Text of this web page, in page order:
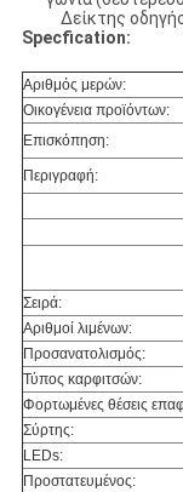
Δείκτης
Specfication:
Αριθμός μερών:
Οικογένεια προϊόντων:
Επισκόπηση:
Περιγραφή:
Σειρά:
Αριθμοί λιμένων:
Προσανατολισμός:
Τύπος καρφιτσών:
Φορτωμένες θέσεις
Σύρτης:
LEDs:
Προστατευμένος: